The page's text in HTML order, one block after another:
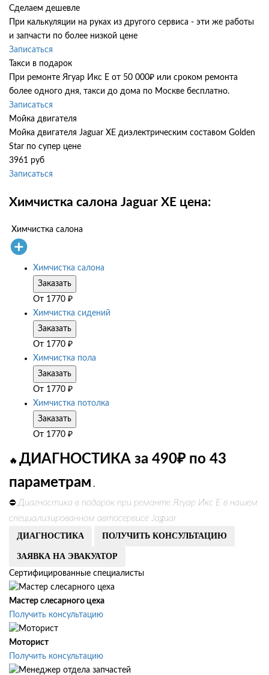
Сделаем дешевле
При калькуляции на руках из другого сервиса - эти же работы
и запчасти по более низкой цене
Записаться
Такси в подарок
При ремонте Ягуар Икс Е от 50 000₽ или сроком ремонта
более одного дня, такси до дома по Москве бесплатно.
Записаться
Мойка двигателя
Мойка двигателя Jaguar XE диэлектрическим составом Golden
Star по супер цене
3961 руб
Записаться
Химчистка салона Jaguar XE цена:
Химчистка салона
Химчистка салона
Заказать
От 1770 ₽
Химчистка сидений
Заказать
От 1770 ₽
Химчистка пола
Заказать
От 1770 ₽
Химчистка потолка
Заказать
От 1770 ₽
🔥 ДИАГНОСТИКА за 490₽ по 43
параметрам .
⛔ Диагностика в подарок при ремонте Ягуар Икс Е в нашем
специализированном автосервисе Jaguar
ДИАГНОСТИКА ПОЛУЧИТЬ КОНСУЛЬТАЦИЮ
ЗАЯВКА НА ЭВАКУАТОР
Сертифицированные специалисты
Мастер слесарного цеха
Получить консультацию
Моторист
Получить консультацию